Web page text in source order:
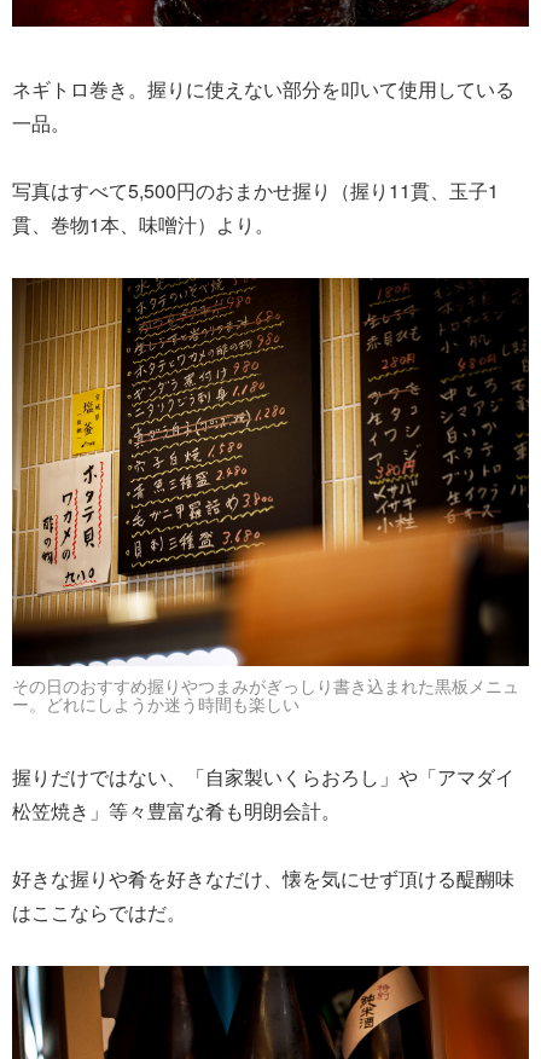
ネギトロ巻き。握りに使えない部分を叩いて使用している
一品。
写真はすべて5,500円のおまかせ握り（握り11貫、玉子1
貫、巻物1本、味噌汁）より。
その日のおすすめ握りやつまみがぎっしり書き込まれた黒板メニュ
ー。どれにしようか迷う時間も楽しい
握りだけではない、「自家製いくらおろし」や「アマダイ
松笠焼き」等々豊富な肴も明朗会計。
好きな握りや肴を好きなだけ、懐を気にせず頂ける醍醐味
はここならではだ。